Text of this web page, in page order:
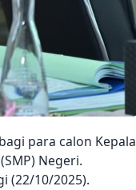
para calon Kepala
Negeri.
(22/10/2025).